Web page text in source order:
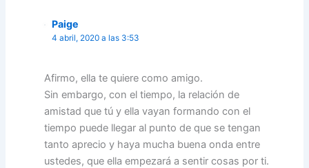
Paige
4 abril, 2020 a las 3:53
Afirmo, ella te quiere como amigo.
Sin embargo, con el tiempo, la relación de
amistad que tú y ella vayan formando con el
tiempo puede llegar al punto de que se tengan
tanto aprecio y haya mucha buena onda entre
ustedes, que ella empezará a sentir cosas por ti.